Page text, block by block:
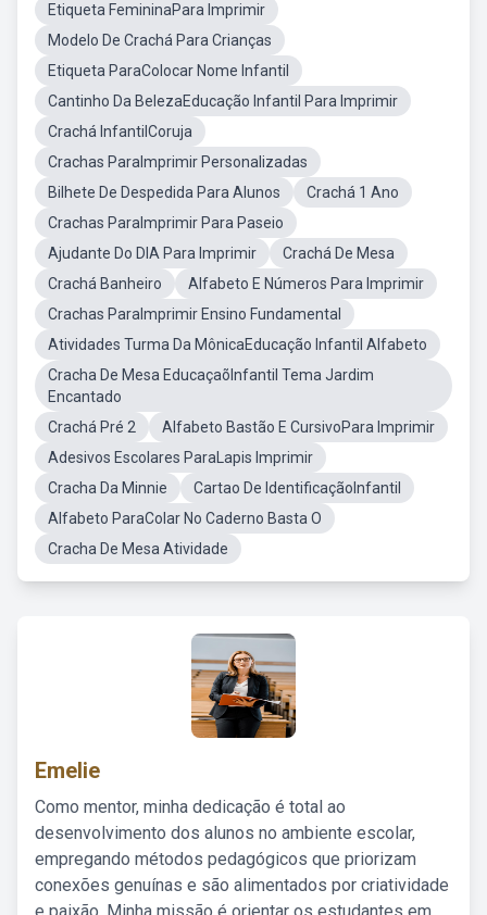
Etiqueta FemininaPara Imprimir
Modelo De Crachá Para Crianças
Etiqueta ParaColocar Nome Infantil
Cantinho Da BelezaEducação Infantil Para Imprimir
Crachá InfantilCoruja
Crachas ParaImprimir Personalizadas
Bilhete De Despedida Para Alunos
Crachá 1 Ano
Crachas ParaImprimir Para Paseio
Ajudante Do DIA Para Imprimir
Crachá De Mesa
Crachá Banheiro
Alfabeto E Números Para Imprimir
Crachas ParaImprimir Ensino Fundamental
Atividades Turma Da MônicaEducação Infantil Alfabeto
Cracha De Mesa EducaçaõInfantil Tema Jardim
Encantado
Crachá Pré 2
Alfabeto Bastão E CursivoPara Imprimir
Adesivos Escolares ParaLapis Imprimir
Cracha Da Minnie
Cartao De IdentificaçãoInfantil
Alfabeto ParaColar No Caderno Basta O
Cracha De Mesa Atividade
Emelie
Como mentor, minha dedicação é total ao
desenvolvimento dos alunos no ambiente escolar,
empregando métodos pedagógicos que priorizam
conexões genuínas e são alimentados por criatividade